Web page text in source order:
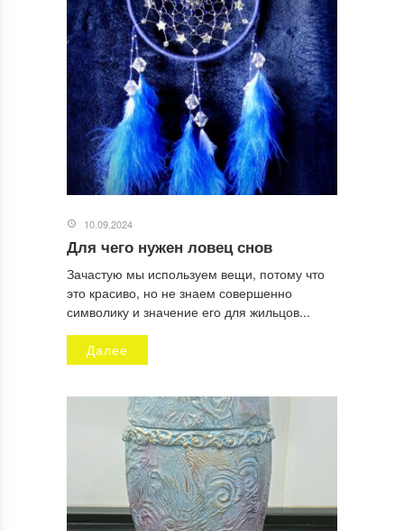
10.09.2024
Для чего нужен ловец снов
Зачастую мы используем вещи, потому что
это красиво, но не знаем совершенно
символику и значение его для жильцов...
Далее